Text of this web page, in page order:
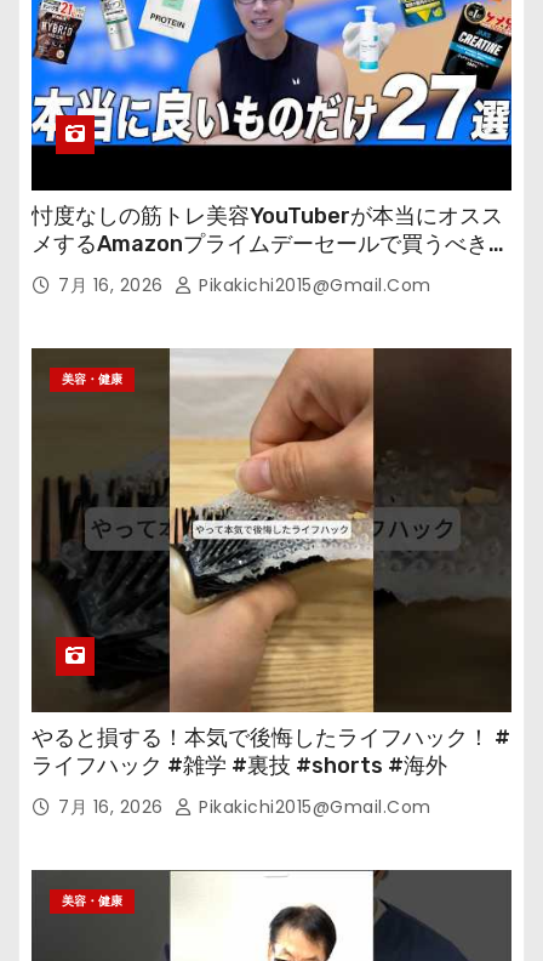
忖度なしの筋トレ美容YouTuberが本当にオスス
メするAmazonプライムデーセールで買うべきも
の 7月 16, 2026 Pikakichi2015@gmail.com
美容・健康
やると損する！本気で後悔したライフハック！ #
ライフハック #雑学 #裏技 #shorts #海外
7月 16, 2026 Pikakichi2015@gmail.com
美容・健康